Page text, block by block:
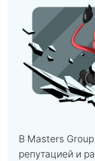
В Masters
репутацией и